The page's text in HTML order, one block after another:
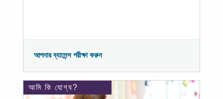
আপনার ব্যালেন্স পরীক্ষা করুন
আমি কি যোগ্য?